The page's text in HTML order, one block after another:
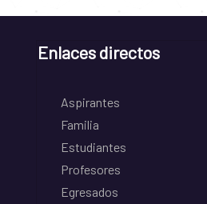
Enlaces directos
Aspirantes
Familia
Estudiantes
Profesores
Egresados